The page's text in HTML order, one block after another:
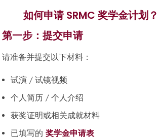
如何申请 SRMC 奖学金计划？
第一步：提交申请
请准备并提交以下材料：
试演 / 试镜视频
个人简历 / 个人介绍
获奖证明或相关成就材料
已填写的 奖学金申请表